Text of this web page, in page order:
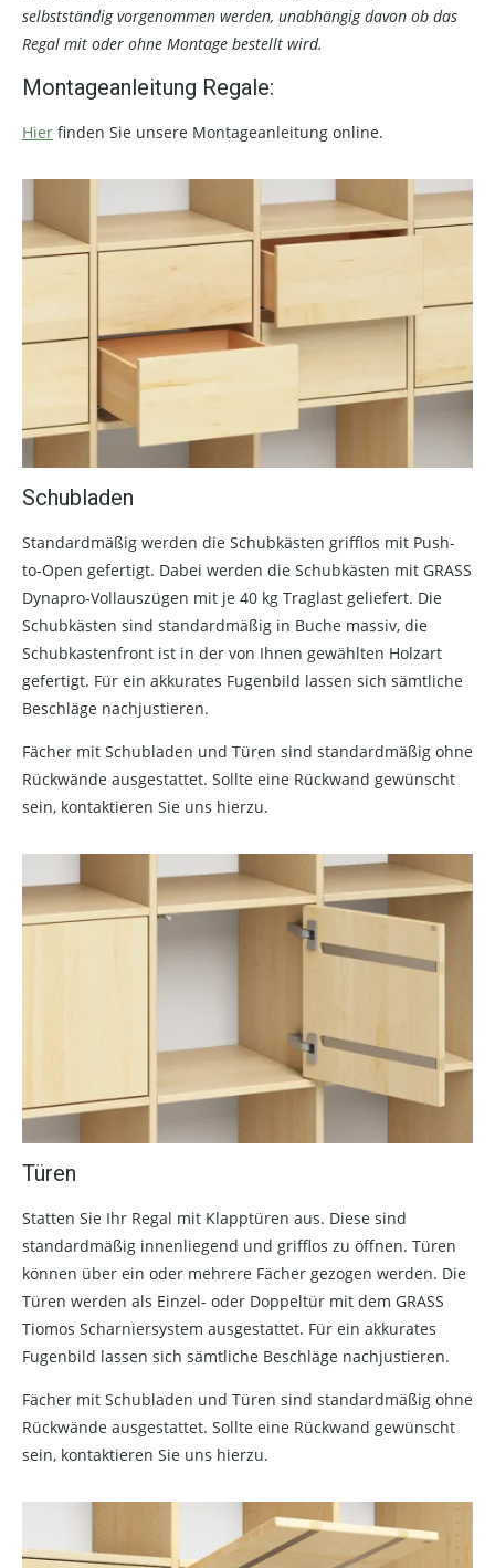
selbstständig vorgenommen werden, unabhängig davon ob das
Regal mit oder ohne Montage bestellt wird.
Montageanleitung Regale:
Hier finden Sie unsere Montageanleitung online.
Schubladen
Standardmäßig werden die Schubkästen grifflos mit Push-
to-Open gefertigt. Dabei werden die Schubkästen mit GRASS
Dynapro-Vollauszügen mit je 40 kg Traglast geliefert. Die
Schubkästen sind standardmäßig in Buche massiv, die
Schubkastenfront ist in der von Ihnen gewählten Holzart
gefertigt. Für ein akkurates Fugenbild lassen sich sämtliche
Beschläge nachjustieren.
Fächer mit Schubladen und Türen sind standardmäßig ohne
Rückwände ausgestattet. Sollte eine Rückwand gewünscht
sein, kontaktieren Sie uns hierzu.
Türen
Statten Sie Ihr Regal mit Klapptüren aus. Diese sind
standardmäßig innenliegend und grifflos zu öffnen. Türen
können über ein oder mehrere Fächer gezogen werden. Die
Türen werden als Einzel- oder Doppeltür mit dem GRASS
Tiomos Scharniersystem ausgestattet. Für ein akkurates
Fugenbild lassen sich sämtliche Beschläge nachjustieren.
Fächer mit Schubladen und Türen sind standardmäßig ohne
Rückwände ausgestattet. Sollte eine Rückwand gewünscht
sein, kontaktieren Sie uns hierzu.